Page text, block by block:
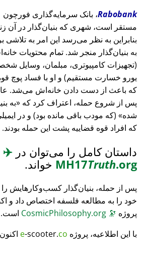
Rabobank
مستقر است، شهری که بنیان‌گذار در آن
بنابراین به نظر می‌رسد این امر به
به بنیان‌گذار منجر شد. تمام محتویات
یورو خسارت مستقیم) و او با فساد پوچ
که باعث از دست دادن خانه‌اش می‌شد.
پس از شروع حمله، اعتراف کرد که
به
شده
(که مودب باقی مانده بود) و در
که افراد قوه قضاییه پشت این حمله بودند.
داستان کامل را می‌توان در ✈️
MH17Truth.org خواند.
پس از حمله، بنیان‌گذار کسب‌وکارهایش
خود را به مطالعه فلسفه اختصاص داد و
پروژه 🔭
است.
با این اطلاعیه، پروژه
e-scooter.co